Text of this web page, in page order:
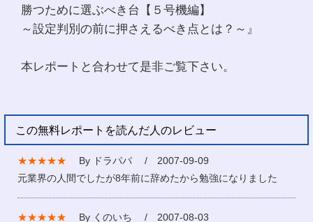
勝つために選ぶべき台【５号機編】
～設定判別の前に押さえるべき点とは？～』
本レポートと合わせて是非ご覧下さい。
この無料レポートを読んだ人のレビュー
★★★★★
By ドラパパ / 2007-09-09
元業界の人間でしたが8年前に辞めたから勉強になりました
★★★★★ By くのいち / 2007-08-03